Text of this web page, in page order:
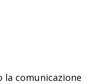
la comunicazione